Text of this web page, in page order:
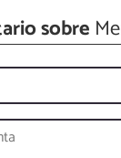
sobre